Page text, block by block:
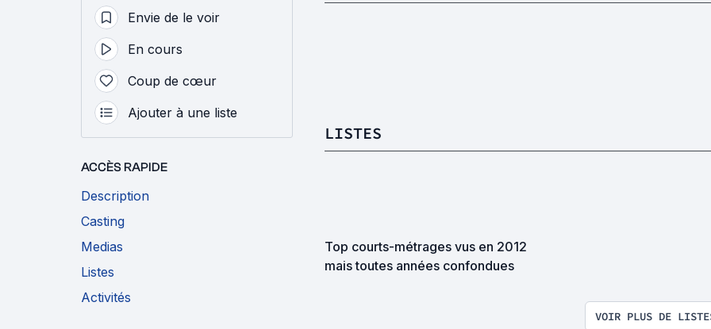
Envie de le voir
En cours
Coup de cœur
Ajouter à une liste
ACCÈS RAPIDE
Description
Casting
Medias
Listes
Activités
LISTES
Top courts-métrages vus en 2012
mais toutes années confondues
VOIR PLUS DE